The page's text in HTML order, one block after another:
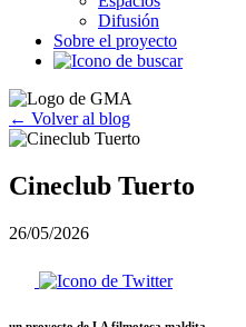
Difusión
Sobre el proyecto
← Volver al blog
Cineclub Tuerto
26/05/2026